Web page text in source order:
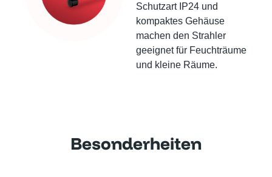
Schutzart IP24 und
kompaktes Gehäuse
machen den Strahler
geeignet für Feuchträume
und kleine Räume.
Besonderheiten